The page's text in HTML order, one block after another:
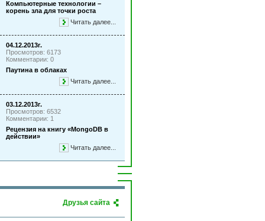
Компьютерные технологии –
корень зла для точки роста
Читать далее...
04.12.2013г.
Просмотров: 6173
Комментарии: 0
Паутина в облаках
Читать далее...
03.12.2013г.
Просмотров: 6532
Комментарии: 1
Рецензия на книгу «MongoDB в
действии»
Читать далее...
Друзья сайта